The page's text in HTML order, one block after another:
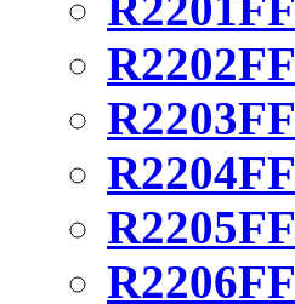
R2202FF
R2203FF
R2204FF
R2205FF
R2206FF